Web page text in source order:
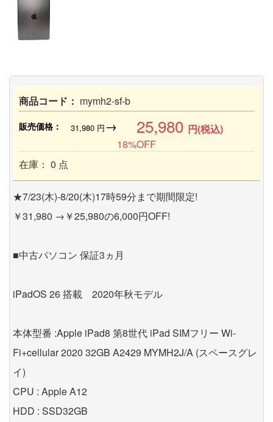
商品コード： mymh2-sf-b
販売価格： 31,980円→ 25,980 円(税込)
18%OFF
在庫： 0 点
★7/23(木)-8/20(木)17時59分まで期間限定!
￥31,980 →￥25,980の6,000円OFF!
■中古パソコン 保証3ヵ月
iPadOS 26 搭載 2020年秋モデル
本体型番 :Apple iPad8 第8世代 iPad SIMフリー Wi-
Fi+cellular 2020 32GB A2429 MYMH2J/A (スペースグレ
イ)
CPU : Apple A12
HDD : SSD32GB